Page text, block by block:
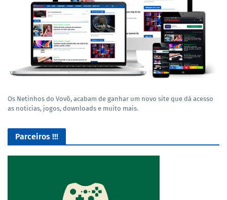
Os Netinhos do Vovô, acabam de ganhar um novo site que dá acesso
as noticias, jogos, downloads e muito mais.
Parceiros !!!
O Melhor lugar para adquirir seus mods para o Euro Truck